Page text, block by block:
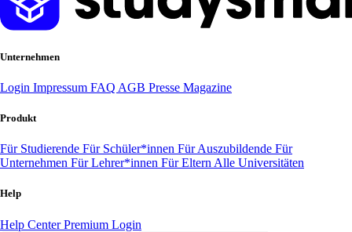
Unternehmen
Login Impressum FAQ AGB Presse Magazine
Produkt
Für Studierende Für Schüler*innen Für Auszubildende Für
Unternehmen Für Lehrer*innen Für Eltern Alle Universitäten
Help
Help CenterPremium Login